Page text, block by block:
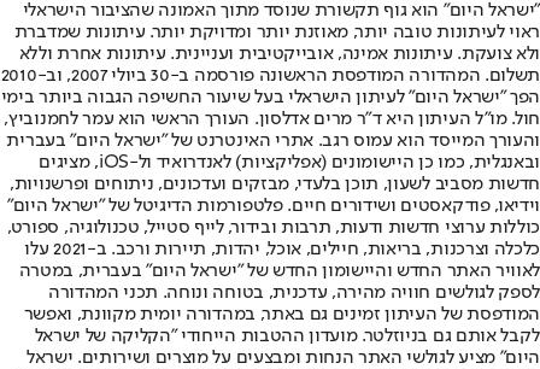
"ישראל היום" הוא גוף תקשורת שנוסד מתוך האמונה שהציבור הישראלי
ראוי לעיתונות טובה יותר, מאוזנת יותר ומדויקת יותר. עיתונות שמדברת
ולא צועקת. עיתונות אמינה, אובייקטיבית ועניינית. עיתונות אחרת וללא
תשלום. המהדורה המודפסת הראשונה פורסמה ב-30 ביולי 2007, וב-2010
הפך "ישראל היום" לעיתון הישראלי בעל שיעור החשיפה הגבוה ביותר בימי
חול. מו"ל העיתון היא ד"ר מרים אדלסון. העורך הראשי הוא עמר לחמנוביץ,
והעורך המייסד הוא עמוס רגב. אתרי האינטרנט של "ישראל היום" בעברית
ובאנגלית, כמו כן היישומונים (אפליקציות) לאנדרואיד ול-iOS, מציגים
חדשות מסביב לשעון, תוכן בלעדי, מבזקים ועדכונים, ניתוחים ופרשנויות,
וידיאו, פודקאסטים ושידורים חיים. פלטפורמות הדיגיטל של "ישראל היום"
כוללות ערוצי חדשות ודעות, תרבות ובידור, לייף סטייל, טכנולוגיה, ספורט,
כלכלה וצרכנות, בריאות, חיילים, אוכל, יהדות, תיירות ורכב. ב-2021 עלו
לאוויר האתר החדש והיישומון החדש של "ישראל היום" בעברית, במטרה
לספק לגולשים חוויה מהירה, עדכנית, בטוחה ונוחה. תכני המהדורה
המודפסת של העיתון זמינים גם באתר, במהדורה יומית מקוונת, ואפשר
לקבל אותם גם בניוזלטר. מועדון ההטבות הייחודי "הקליקה של ישראל
היום" מציע לגולשי האתר הנחות ומבצעים על מוצרים ושירותים. ישראל